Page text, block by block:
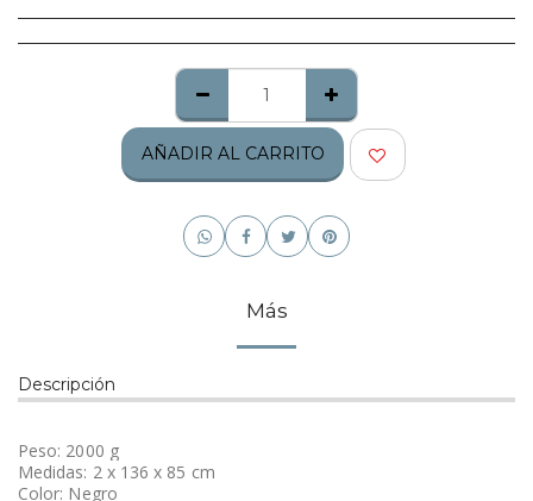
AÑADIR AL CARRITO
Más
Descripción
Peso: 2000 g
Medidas: 2 x 136 x 85 cm
Color: Negro